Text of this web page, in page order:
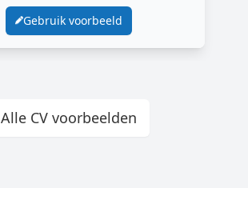
Gebruik voorbeeld
Alle CV voorbeelden